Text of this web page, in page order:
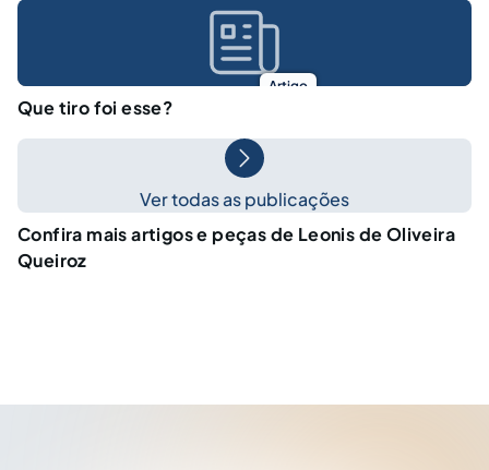
Artigo
Que tiro foi esse?
Ver todas as publicações
Confira mais artigos e peças de Leonis de Oliveira
Queiroz